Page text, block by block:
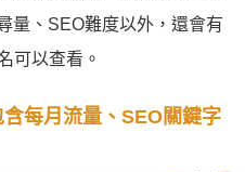
量、SEO難度以外，還會有
可以查看。
每月流量、SEO關鍵字